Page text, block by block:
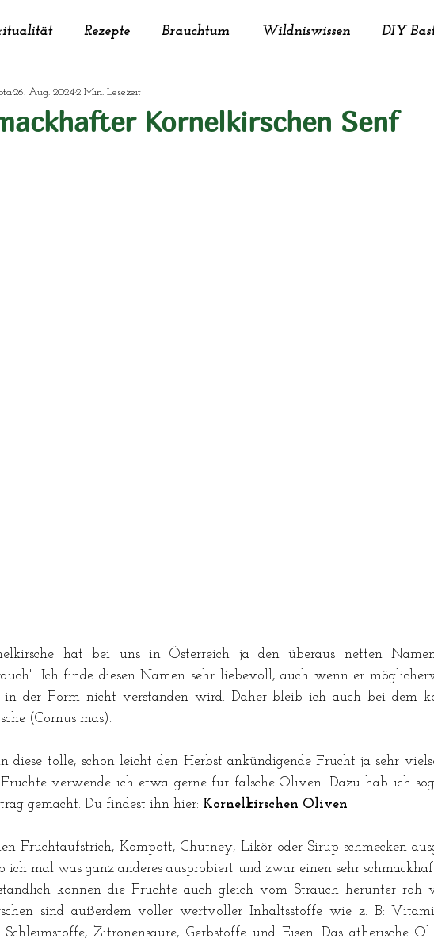
Rezepte Brauchtum Wildniswissen DIY
Heimwerken
Kornelkirschen Senf
26. Aug. 20242 Min. Lesezeit
hat bei uns in Österreich ja den überaus netten
Ich finde diesen Namen sehr liebevoll, auch wenn er
in der Form nicht verstanden wird. Daher bleib ich auch bei dem
(Cornus mas).
diese tolle, schon leicht den Herbst ankündigende Frucht ja sehr
verwende ich etwa gerne für falsche Oliven. Dazu hab ich
gemacht. Du findest ihn hier: Kornelkirschen Oliven
Fruchtaufstrich, Kompott, Chutney, Likör oder Sirup schmecken
ich mal was ganz anderes ausprobiert und zwar einen sehr
können die Früchte auch gleich vom Strauch herunter roh
sind außerdem voller wertvoller Inhaltsstoffe wie z. B:
Zitronensäure, Gerbstoffe und Eisen. Das ätherische Öl